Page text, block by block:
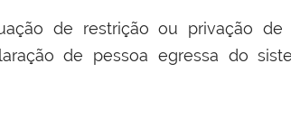
de restrição ou privação
de pessoa egressa do